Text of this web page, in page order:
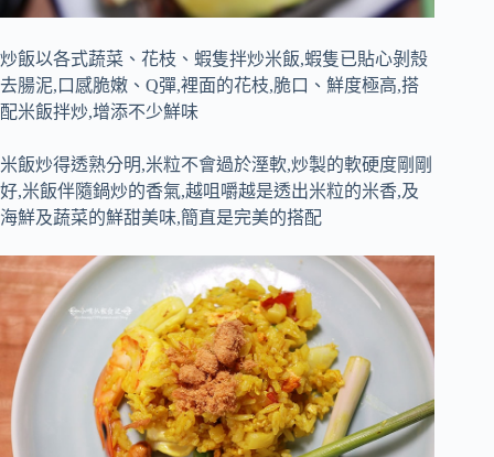
炒飯以各式蔬菜、花枝、蝦隻拌炒米飯,蝦隻已貼心剝殼
去腸泥,口感脆嫩、Q彈,裡面的花枝,脆口、鮮度極高,搭
配米飯拌炒,增添不少鮮味
米飯炒得透熟分明,米粒不會過於溼軟,炒製的軟硬度剛剛
好,米飯伴隨鍋炒的香氣,越咀嚼越是透出米粒的米香,及
海鮮及蔬菜的鮮甜美味,簡直是完美的搭配